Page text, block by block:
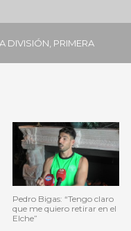
DIVISIÓN PRIMERA
Pedro Bigas: “Tengo claro
que me quiero retirar en el
Elche”